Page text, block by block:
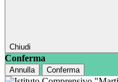
Chiudi
Conferma
Annulla Conferma